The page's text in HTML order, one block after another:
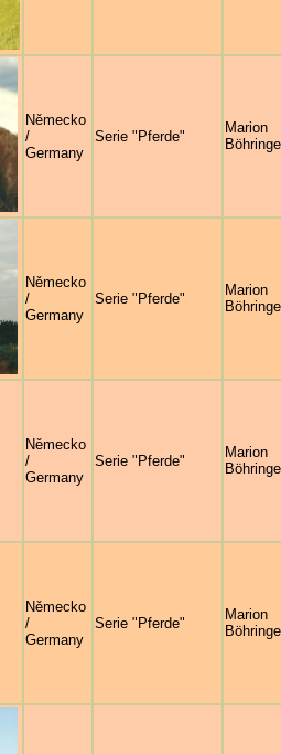
Německo
/
Germany
Serie "Pferde"
Marion
Německo
/
Germany
Serie "Pferde"
Marion
Německo
/
Germany
Serie "Pferde"
Marion
Německo
/
Germany
Serie "Pferde"
Marion